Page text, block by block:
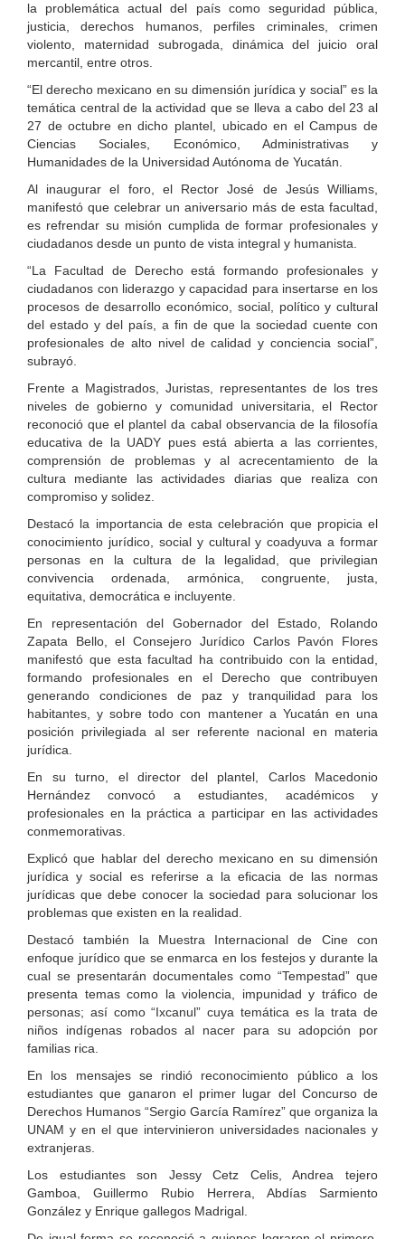
la problemática actual del país como seguridad pública,
justicia, derechos humanos, perfiles criminales, crimen
violento, maternidad subrogada, dinámica del juicio oral
mercantil, entre otros.
“El derecho mexicano en su dimensión jurídica y social” es la
temática central de la actividad que se lleva a cabo del 23 al
27 de octubre en dicho plantel, ubicado en el Campus de
Ciencias Sociales, Económico, Administrativas y
Humanidades de la Universidad Autónoma de Yucatán.
Al inaugurar el foro, el Rector José de Jesús Williams,
manifestó que celebrar un aniversario más de esta facultad,
es refrendar su misión cumplida de formar profesionales y
ciudadanos desde un punto de vista integral y humanista.
“La Facultad de Derecho está formando profesionales y
ciudadanos con liderazgo y capacidad para insertarse en los
procesos de desarrollo económico, social, político y cultural
del estado y del país, a fin de que la sociedad cuente con
profesionales de alto nivel de calidad y conciencia social”,
subrayó.
Frente a Magistrados, Juristas, representantes de los tres
niveles de gobierno y comunidad universitaria, el Rector
reconoció que el plantel da cabal observancia de la filosofía
educativa de la UADY pues está abierta a las corrientes,
comprensión de problemas y al acrecentamiento de la
cultura mediante las actividades diarias que realiza con
compromiso y solidez.
Destacó la importancia de esta celebración que propicia el
conocimiento jurídico, social y cultural y coadyuva a formar
personas en la cultura de la legalidad, que privilegian
convivencia ordenada, armónica, congruente, justa,
equitativa, democrática e incluyente.
En representación del Gobernador del Estado, Rolando
Zapata Bello, el Consejero Jurídico Carlos Pavón Flores
manifestó que esta facultad ha contribuido con la entidad,
formando profesionales en el Derecho que contribuyen
generando condiciones de paz y tranquilidad para los
habitantes, y sobre todo con mantener a Yucatán en una
posición privilegiada al ser referente nacional en materia
jurídica.
En su turno, el director del plantel, Carlos Macedonio
Hernández convocó a estudiantes, académicos y
profesionales en la práctica a participar en las actividades
conmemorativas.
Explicó que hablar del derecho mexicano en su dimensión
jurídica y social es referirse a la eficacia de las normas
jurídicas que debe conocer la sociedad para solucionar los
problemas que existen en la realidad.
Destacó también la Muestra Internacional de Cine con
enfoque jurídico que se enmarca en los festejos y durante la
cual se presentarán documentales como “Tempestad” que
presenta temas como la violencia, impunidad y tráfico de
personas; así como “Ixcanul” cuya temática es la trata de
niños indígenas robados al nacer para su adopción por
familias rica.
En los mensajes se rindió reconocimiento público a los
estudiantes que ganaron el primer lugar del Concurso de
Derechos Humanos “Sergio García Ramírez” que organiza la
UNAM y en el que intervinieron universidades nacionales y
extranjeras.
Los estudiantes son Jessy Cetz Celis, Andrea tejero
Gamboa, Guillermo Rubio Herrera, Abdías Sarmiento
González y Enrique gallegos Madrigal.